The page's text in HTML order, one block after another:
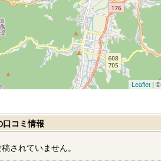
Leaflet| ©
口コミ情報
されていません。